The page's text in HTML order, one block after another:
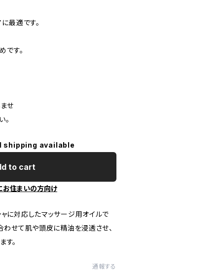
最適です。
です。
せ
。
shipping available
to cart
お住まいの方向け
に対応したマッサージ用オイルで
わせて肌や頭皮に精油を浸透させ、
す。
通報する